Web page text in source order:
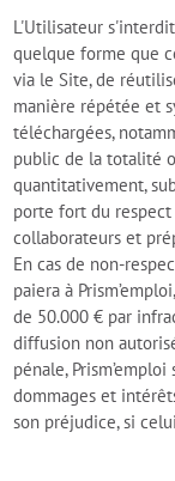
L'Utilisateur
quelque forme que
via le Site, de
manière répétée et
téléchargées,
public de la totalité
quantitativement,
porte fort du respect
collaborateurs et
En cas de non-
paiera à
de 50.000 € par
diffusion non
pénale,
dommages et
son préjudice, si